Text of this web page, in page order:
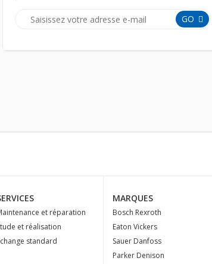
GO
et réparation
et réalisation
standard
MARQUES
Bosch Rexroth
Eaton Vickers
Sauer Danfoss
Parker Denison